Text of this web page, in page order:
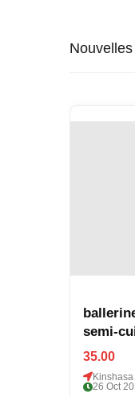
semi-
35.00
Kinshasa
26 Oct